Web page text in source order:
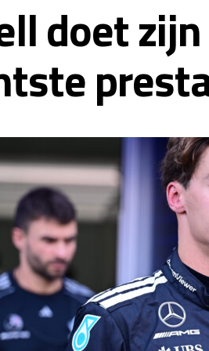
doet